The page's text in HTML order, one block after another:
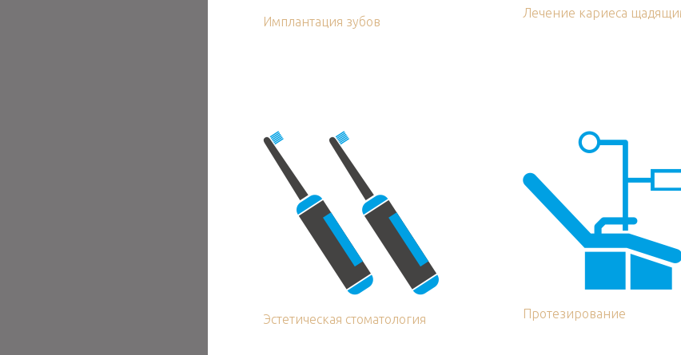
Имплантация зубов
Лечение кариеса
Эстетическая стоматология
Протезирование